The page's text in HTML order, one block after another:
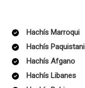
Hachís Marroqui
Hachís Paquistani
Hachís Afgano
Hachís Libanes